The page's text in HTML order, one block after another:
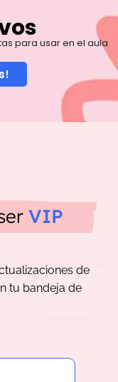
para usar en el aula
VIP
de
tu bandeja de